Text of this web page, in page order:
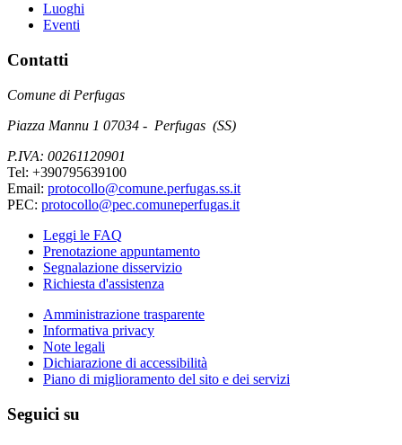
Luoghi
Eventi
Contatti
Comune di Perfugas
Piazza Mannu 1 07034 - Perfugas (SS)
P.IVA: 00261120901
Tel: +390795639100
Email: protocollo@comune.perfugas.ss.it
PEC: protocollo@pec.comuneperfugas.it
Leggi le FAQ
Prenotazione appuntamento
Segnalazione disservizio
Richiesta d'assistenza
Amministrazione trasparente
Informativa privacy
Note legali
Dichiarazione di accessibilità
Piano di miglioramento del sito e dei servizi
Seguici su